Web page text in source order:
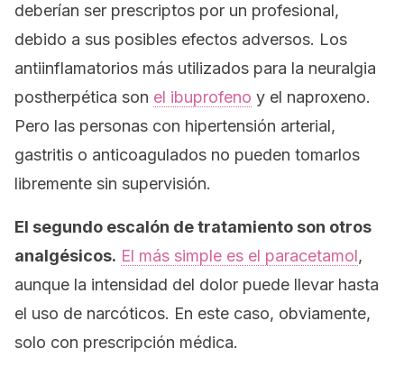
deberían ser prescriptos por un profesional,
debido a sus posibles efectos adversos. Los
antiinflamatorios más utilizados para la neuralgia
postherpética son el ibuprofeno y el naproxeno.
Pero las personas con hipertensión arterial,
gastritis o anticoagulados no pueden tomarlos
libremente sin supervisión.
El segundo escalón de tratamiento son otros
analgésicos. El más simple es el paracetamol,
aunque la intensidad del dolor puede llevar hasta
el uso de narcóticos. En este caso, obviamente,
solo con prescripción médica.